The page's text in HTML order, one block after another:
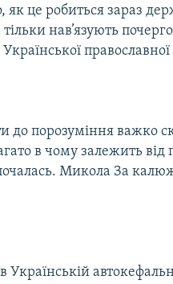
як це робиться зараз
нав’язують
до порозуміння важко
в чому залежить від
Микола За